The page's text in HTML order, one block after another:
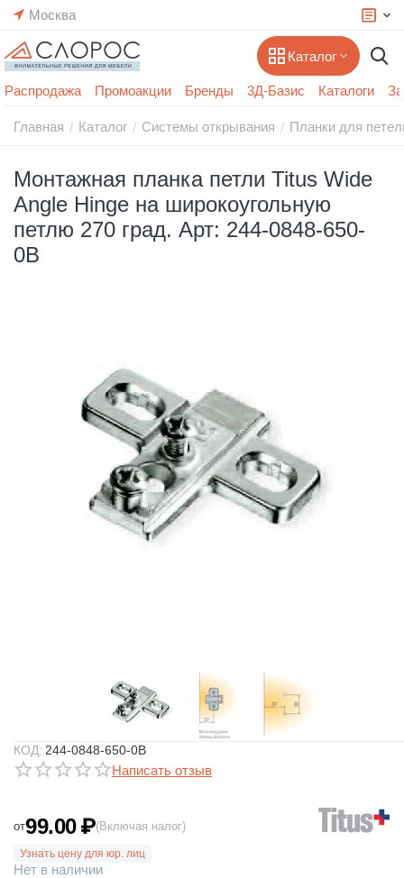
Москва
Каталог
Распродажа Промоакции Бренды 3Д-Базис Каталоги
Главная / Каталог / Системы открывания / Планки для
Монтажная планка петли Titus Wide
Angle Hinge на широкоугольную
петлю 270 град. Арт: 244-0848-650-
0B
КОД: 244-0848-650-0B
Написать отзыв
от99.00₽(Включая налог)
Узнать цену для юр. лиц
Нет в наличии